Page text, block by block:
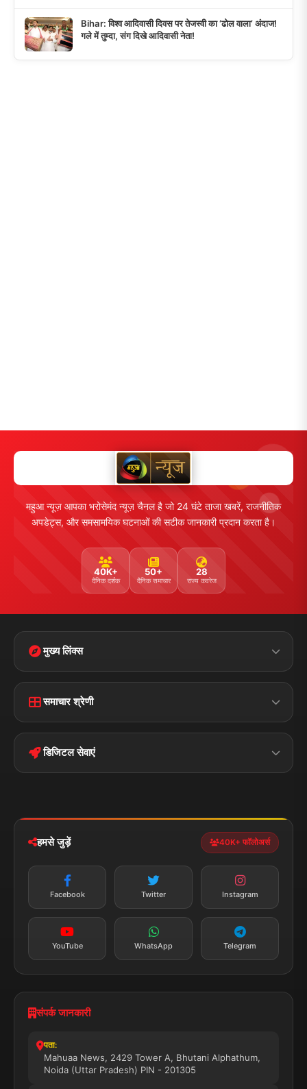
Bihar: विश्व आदिवासी दिवस पर तेजस्वी का ‘ढोल वाला’ अंदाज!
गले में तुम्दा, संग दिखे आदिवासी नेता!
महुआ न्यूज़ आपका भरोसेमंद न्यूज़ चैनल है जो 24 घंटे ताजा खबरें, राजनीतिक
अपडेट्स, और समसामयिक घटनाओं की सटीक जानकारी प्रदान करता है।
40K+
दैनिक दर्शक
50+
दैनिक समाचार
28
राज्य कवरेज
मुख्य लिंक्स
Terms &
Privacy Policy
समाचार श्रेणी
पॉलिटिकल झारखण्ड
डिजिटल सेवाएं
न्यूज़ अलर्ट
तत्काल अपडेट
सब्सक्राइब करें
हमसे जुड़ें 40K+ फॉलोअर्स
Facebook Twitter Instagram
YouTube WhatsApp Telegram
संपर्क जानकारी
पता:
Mahuaa News, 2429 Tower A, Bhutani Alphathum,
Noida (Uttar Pradesh) PIN - 201305